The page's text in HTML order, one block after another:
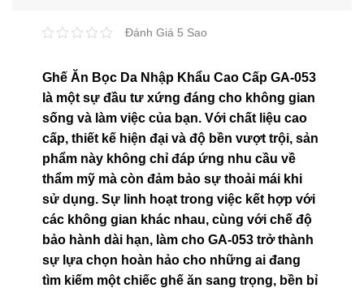
Đánh Giá 5 Sao
Ghế Ăn Bọc Da Nhập Khẩu Cao Cấp GA-053
là một sự đầu tư xứng đáng cho không gian
sống và làm việc của bạn. Với chất liệu cao
cấp, thiết kế hiện đại và độ bền vượt trội, sản
phẩm này không chỉ đáp ứng nhu cầu về
thẩm mỹ mà còn đảm bảo sự thoải mái khi
sử dụng. Sự linh hoạt trong việc kết hợp với
các không gian khác nhau, cùng với chế độ
bảo hành dài hạn, làm cho GA-053 trở thành
sự lựa chọn hoàn hảo cho những ai đang
tìm kiếm một chiếc ghế ăn sang trọng, bền bỉ